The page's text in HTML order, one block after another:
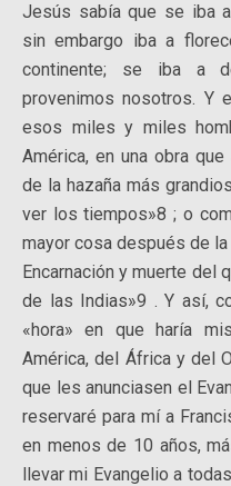
Jesús sabía que se iba
sin embargo iba a
continente; se iba a
provenimos nosotros. Y
esos miles y miles
América, en una obra
de la hazaña más
ver los tiempos»8 ; o
mayor cosa después de
Encarnación y muerte del
de las Indias»9 . Y así,
«hora» en que haría
América, del África y del
que les anunciasen el
reservaré para mí a
en menos de 10 años,
llevar mi Evangelio a